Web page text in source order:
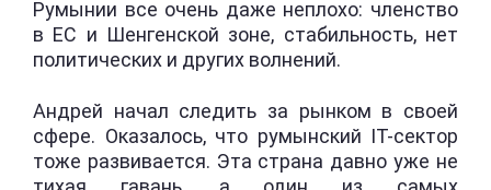
Румынии все очень даже неплохо: членство
в ЕС и Шенгенской зоне, стабильность, нет
политических и других волнений.
Андрей начал следить за рынком в своей
сфере. Оказалось, что румынский IT-сектор
тоже развивается. Эта страна давно уже не